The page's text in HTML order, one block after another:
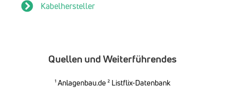
Kabelhersteller
Quellen und Weiterführendes
¹Anlagenbau.de² Listflix-Datenbank